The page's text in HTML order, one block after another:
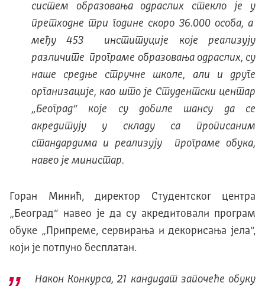
систем образовања одраслих стекло је у
претходне три године скоро 36.000 особа, а
међу 453 институције које реализују
различите програме образовања одраслих, су
наше средње стручне школе, али и друге
организације, као што је Студентски центар
„Београд“ које су добиле шансу да се
акредитују у складу са прописаним
стандардима и реализују програме обука,
навео је министар.
Горан Минић, директор Студентског центра
„Београд“ навео је да су акредитовали програм
обуке „Припреме, сервирања и декорисања јела“,
који је потпуно бесплатан.
Након Конкурса, 21 кандидат започеће обуку